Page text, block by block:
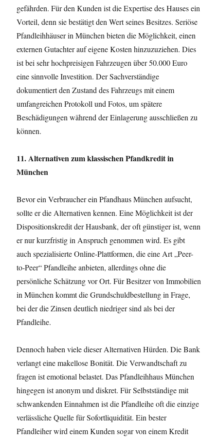
gefährden. Für den Kunden ist die Expertise des Hauses ein
Vorteil, denn sie bestätigt den Wert seines Besitzes. Seriöse
Pfandleihhäuser in München bieten die Möglichkeit, einen
externen Gutachter auf eigene Kosten hinzuzuziehen. Dies
ist bei sehr hochpreisigen Fahrzeugen über 50.000 Euro
eine sinnvolle Investition. Der Sachverständige
dokumentiert den Zustand des Fahrzeugs mit einem
umfangreichen Protokoll und Fotos, um spätere
Beschädigungen während der Einlagerung ausschließen zu
können.
11. Alternativen zum klassischen Pfandkredit in
München
Bevor ein Verbraucher ein Pfandhaus München aufsucht,
sollte er die Alternativen kennen. Eine Möglichkeit ist der
Dispositionskredit der Hausbank, der oft günstiger ist, wenn
er nur kurzfristig in Anspruch genommen wird. Es gibt
auch spezialisierte Online-Plattformen, die eine Art „Peer-
to-Peer“ Pfandleihe anbieten, allerdings ohne die
persönliche Schätzung vor Ort. Für Besitzer von Immobilien
in München kommt die Grundschuldbestellung in Frage,
bei der die Zinsen deutlich niedriger sind als bei der
Pfandleihe.
Dennoch haben viele dieser Alternativen Hürden. Die Bank
verlangt eine makellose Bonität. Die Verwandtschaft zu
fragen ist emotional belastet. Das Pfandleihhaus München
hingegen ist anonym und diskret. Für Selbstständige mit
schwankenden Einnahmen ist die Pfandleihe oft die einzige
verlässliche Quelle für Sofortliquidität. Ein bester
Pfandleiher wird einem Kunden sogar von einem Kredit